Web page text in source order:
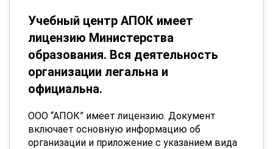
Учебный центр АПОК имеет
лицензию Министерства
образования. Вся деятельность
организации легальна и
официальна.
ООО “АПОК” имеет лицензию. Документ
включает основную информацию об
организации и приложение с указанием вида